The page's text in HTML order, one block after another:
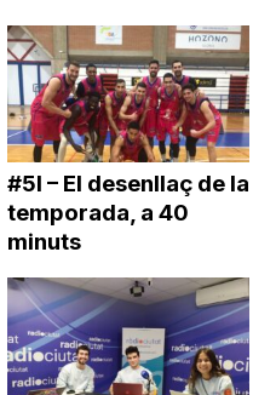
#5I – El desenllaç de la
temporada, a 40
minuts